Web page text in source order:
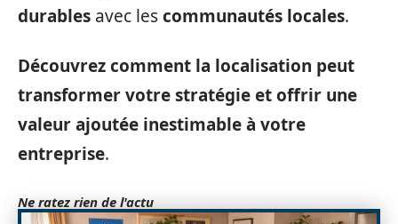
durables avec lescommunautés locales.
Découvrez comment la localisation peut
transformer votre stratégie et offrir une
valeur ajoutée inestimable à votre
entreprise.
Ne ratez rien de l'actu